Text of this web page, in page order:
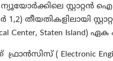
ന്യൂയോർക്കിലെ സ്റ്റാറ്റൻ
തീയതികളിലായി
Center, Staten Island)
( Electronic